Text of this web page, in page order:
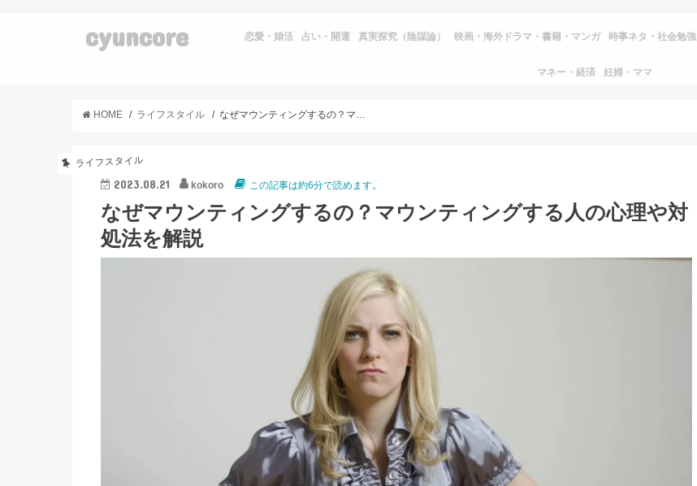
cyuncore 恋愛・婚活 占い・開運 真実探究（陰謀論） 映画・海外ドラマ・書籍・マンガ 時事ネタ・社会勉強
マネー・経済 妊婦・ママ
HOME ライフスタイル
ライフスタイル
2023.08.21 kokoro この記事は約6分で読めます。
なぜマウンティングするの？マウンティングする人の心理や対
処法を解説